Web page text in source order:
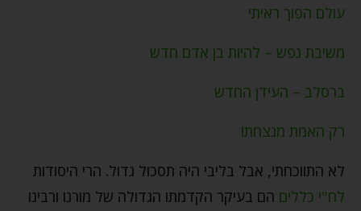
עולם הפוך ראיתי
משיבת נפש – להיות בן אדם חדש
ברסלב – העידן החדש
רק האמת מנצחת!
לא התווכחתי, אבל בליבי היה תסכול גדול. הרי היסודות
לח"י כללים הם בעיקר הקדמתו הגדולה של מורנו ורבינו